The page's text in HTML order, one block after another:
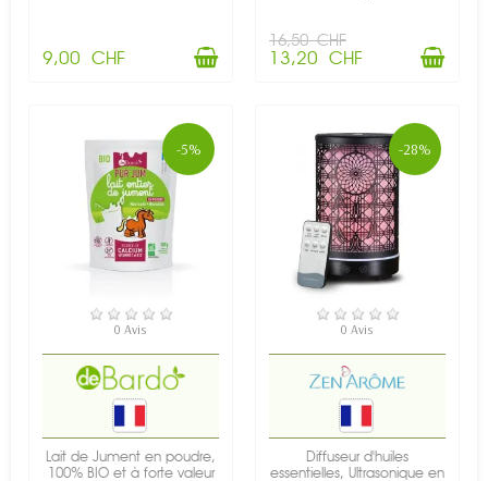
9,00 CHF
16,50 CHF
13,20 CHF
-5%
EN STOCK
0 Avis
Lait de Jument en poudre,
100% BIO et à forte valeur
-28%
EN STOCK
0 Avis
Diffuseur d'huiles
essentielles, Ultrasonique en